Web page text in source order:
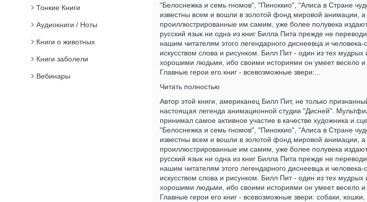
Тонкие Книги
Аудиокниги / Ноты
Книги о животных
Книги заболели
Вебинары
"Белоснежка и семь гномов", "Пиноккио", "Алиса в Стране
известны всем и вошли в золотой фонд мировой анимации, а
проиллюстрированные им самим, уже более полувека
русский язык ни одна из книг Билла Пита прежде не
нашим читателям этого легендарного диснеевца и
искусством слова и рисунком. Билл Пит - один из тех мудрых
хорошими людьми, ибо своими историями он умеет весело и
Главные герои его книг - всевозможные звери:...
Читать полностью
Автор этой книги, американец Билл Пит, не только
настоящая легенда анимационной студии "Дисней".
принимал самое активное участие в качестве художника и
"Белоснежка и семь гномов", "Пиноккио", "Алиса в Стране
известны всем и вошли в золотой фонд мировой анимации, а
проиллюстрированные им самим, уже более полувека
русский язык ни одна из книг Билла Пита прежде не
нашим читателям этого легендарного диснеевца и
искусством слова и рисунком. Билл Пит - один из тех мудрых
хорошими людьми, ибо своими историями он умеет весело и
Главные герои его книг - всевозможные звери: собаки,